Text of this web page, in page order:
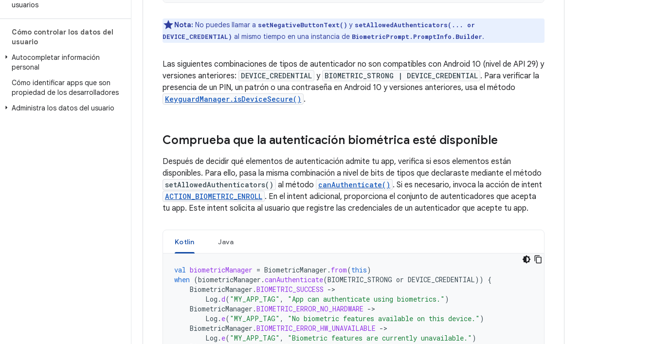
usuarios
Cómo controlar los datos del
usuario
Autocompletar información
personal
Cómo identificar apps que son
propiedad de los desarrolladores
Administra los datos del usuario
Nota: No puedes llamar a setNegativeButtonText() y setAllowedAuthenticators(... or
DEVICE_CREDENTIAL) al mismo tiempo en una instancia de BiometricPrompt.PromptInfo.Builder.
Las siguientes combinaciones de tipos de autenticador no son compatibles con Android 10 (nivel de API 29) y
versiones anteriores: DEVICE_CREDENTIAL y BIOMETRIC_STRONG | DEVICE_CREDENTIAL . Para verificar la
presencia de un PIN, un patrón o una contraseña en Android 10 y versiones anteriores, usa el método
KeyguardManager.isDeviceSecure() .
Comprueba que la autenticación biométrica esté disponible
Después de decidir qué elementos de autenticación admite tu app, verifica si esos elementos están
disponibles. Para ello, pasa la misma combinación a nivel de bits de tipos que declaraste mediante el método
setAllowedAuthenticators() al método canAuthenticate() . Si es necesario, invoca la acción de intent
ACTION_BIOMETRIC_ENROLL . En el intent adicional, proporciona el conjunto de autenticadores que acepta
tu app. Este intent solicita al usuario que registre las credenciales de un autenticador que acepte tu app.
Kotlin Java
val biometricManager = BiometricManager . from(this)
when (biometricManager .canAuthenticate(BIOMETRIC_STRONG or DEVICE_CREDENTIAL))
{
BiometricManager .BIOMETRIC_SUCCESS -
Log .d( "MY_APP_TAG" , "App can authenticate using biometrics." )
BiometricManager .BIOMETRIC_ERROR_NO_HARDWARE -
Log . e( "MY_APP_TAG" , "No biometric features available on this device." )
BiometricManager .BIOMETRIC_ERROR_HW_UNAVAILABLE -
Log . e( "MY_APP_TAG" , "Biometric features are currently unavailable." )